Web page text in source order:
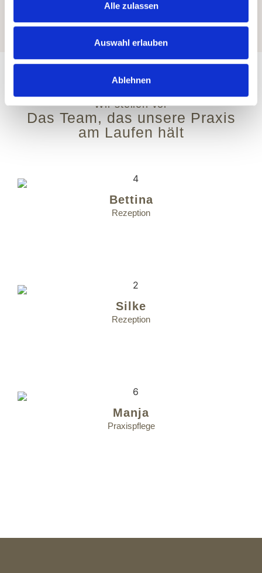
Alle zulassen
Auswahl erlauben
Ablehnen
Wir stellen vor
Das Team, das unsere Praxis
am Laufen hält
Bettina
Rezeption
Silke
Rezeption
Manja
Praxispflege